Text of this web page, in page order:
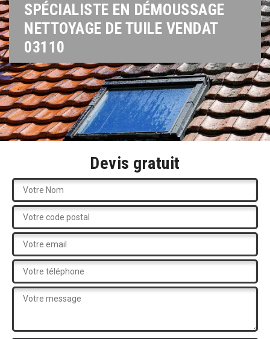
SPÉCIALISTE EN DÉMOUSSAGE
NETTOYAGE DE TUILE VENDAT
03110
Devis gratuit